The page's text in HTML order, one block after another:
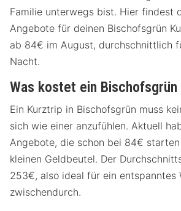
Familie unterwegs bist. Hier findest
Angebote für deinen Bischofsgrün
ab 84€ im August, durchschnittlich
Nacht.
Was kostet ein
Ein Kurztrip in Bischofsgrün muss
sich wie einer anzufühlen. Aktuell
Angebote, die schon bei 84€
kleinen Geldbeutel. Der
253€, also ideal für ein entspanntes
zwischendurch.